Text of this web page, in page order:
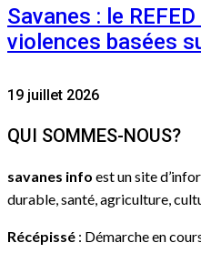
Savanes : le
violences basées
19 juillet 2026
QUI SOMMES-NOUS?
savanes info est un site
durable, santé, agriculture,
Récépissé : Démarche en